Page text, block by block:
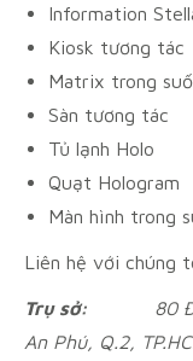
Information
Kiosk tương tác
Matrix trong
Sàn tương tác
Tủ lạnh Holo
Quạt Hologram
Màn hình trong
Liên hệ với chúng
Trụ sở: 80
An Phú, Q.2,